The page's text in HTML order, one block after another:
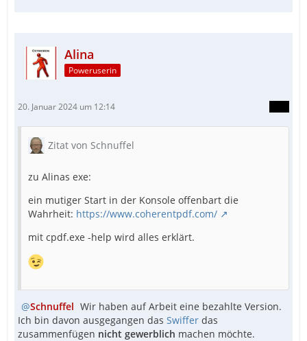
Alina
Poweruserin
20. Januar 2024 um 12:14
Zitat von Schnuffel
zu Alinas exe:
ein mutiger Start in der Konsole offenbart die
Wahrheit: https://www.coherentpdf.com/
mit cpdf.exe -help wird alles erklärt.
Schnuffel Wir haben auf Arbeit eine bezahlte Version.
Ich bin davon ausgegangen das Swiffer das
zusammenfügen nicht gewerblich machen möchte.